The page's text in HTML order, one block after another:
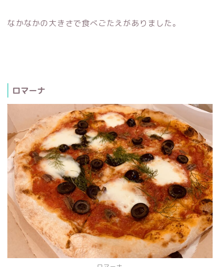
なかなかの大きさで食べごたえがありました。
ロマーナ